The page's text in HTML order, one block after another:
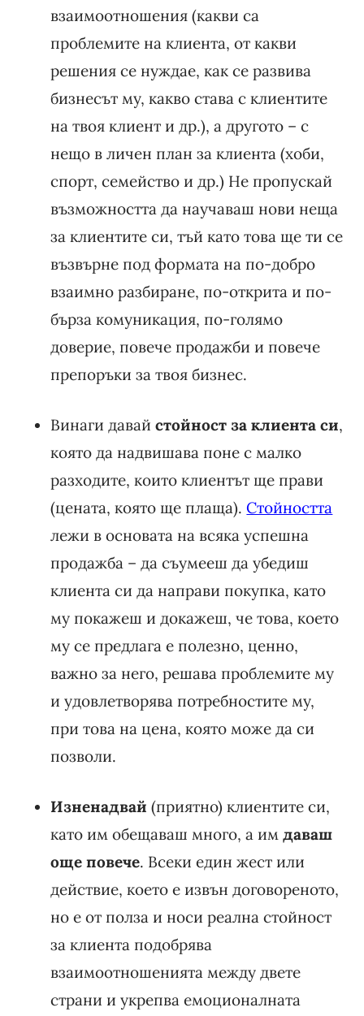
взаимоотношения (какви са
проблемите на клиента, от какви
решения се нуждае, как се развива
бизнесът му, какво става с клиентите
на твоя клиент и др.), а другото – с
нещо в личен план за клиента (хоби,
спорт, семейство и др.) Не пропускай
възможността да научаваш нови неща
за клиентите си, тъй като това ще ти се
възвърне под формата на по-добро
взаимно разбиране, по-открита и по-
бърза комуникация, по-голямо
доверие, повече продажби и повече
препоръки за твоя бизнес.
Винаги давайстойност за клиента си,
която да надвишава поне с малко
разходите, които клиентът ще прави
(цената, която ще плаща).Стойността
лежи в основата на всяка успешна
продажба – да съумееш да убедиш
клиента си да направи покупка, като
му покажеш и докажеш, че това, което
му се предлага е полезно, ценно,
важно за него, решава проблемите му
и удовлетворява потребностите му,
при това на цена, която може да си
позволи.
Изненадвай (приятно) клиентите си,
като им обещаваш много, а имдаваш
още повече. Всеки един жест или
действие, което е извън договореното,
но е от полза и носи реална стойност
за клиента подобрява
взаимоотношенията между двете
страни и укрепва емоционалната